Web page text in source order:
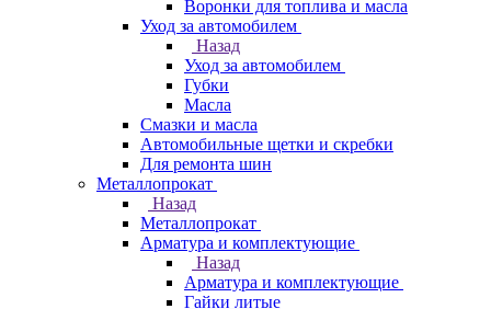
Воронки для топлива и масла
Уход за автомобилем
Назад
Уход за автомобилем
Губки
Масла
Смазки и масла
Автомобильные щетки и скребки
Для ремонта шин
Металлопрокат
Назад
Металлопрокат
Арматура и комплектующие
Назад
Арматура и комплектующие
Гайки литые